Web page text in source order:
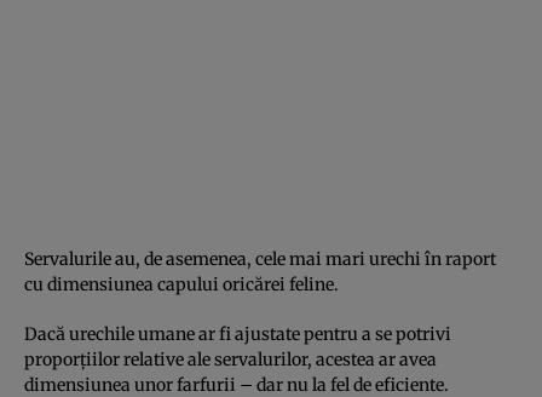
Servalurile au, de asemenea, cele mai mari urechi în raport
cu dimensiunea capului oricărei feline.
Dacă urechile umane ar fi ajustate pentru a se potrivi
proporțiilor relative ale servalurilor, acestea ar avea
dimensiunea unor farfurii – dar nu la fel de eficiente.